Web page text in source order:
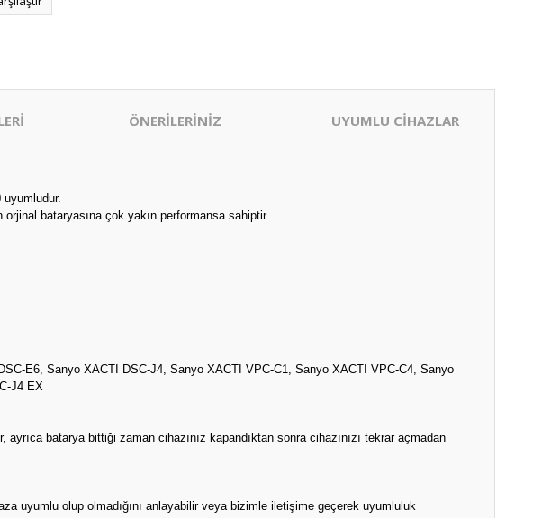
ÖNERİLERİNİZ UYUMLU CİHAZLAR
uyumludur.
bataryasına çok yakın performansa sahiptir.
E6, Sanyo XACTI DSC-J4, Sanyo XACTI VPC-C1, Sanyo XACTI VPC-C4, Sanyo
J4 EX
batarya bittiği zaman cihazınız kapandıktan sonra cihazınızı tekrar açmadan
uyumlu olup olmadığını anlayabilir veya bizimle iletişime geçerek uyumluluk